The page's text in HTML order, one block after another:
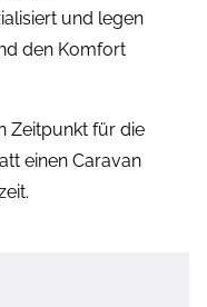
und legen
den Komfort
Zeitpunkt für die
einen Caravan